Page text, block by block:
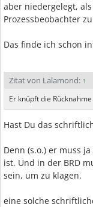
aber niedergelegt,
Prozessbeobachter
Das finde ich schon
Zitat von Lalamond: ↑
Er knüpft die
Hast Du das
Denn (s.o.) er muss
ist. Und in der BRD
sein, um zu klagen.
eine solche